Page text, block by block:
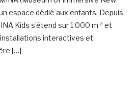
espace dédié aux enfants. Depuis
Kids s’étend sur 1 000 m ² et
interactives et
[…]